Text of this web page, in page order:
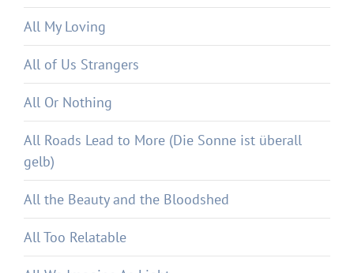
All My Loving
All of Us Strangers
All Or Nothing
All Roads Lead to More (Die Sonne ist überall
gelb)
All the Beauty and the Bloodshed
All Too Relatable